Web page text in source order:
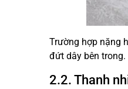
Trường hợp nặng
đứt dây bên trong.
2.2. Thanh